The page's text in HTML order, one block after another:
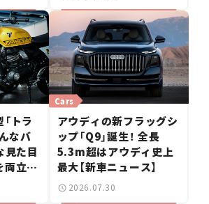
トラ
なバ
見た目
両立し
ラッ
アウディの新フラッグシ
ップ「Q9」誕生！ 全長
5.3m超はアウディ史上
最大【新車ニュース】
Cars
2026.07.30